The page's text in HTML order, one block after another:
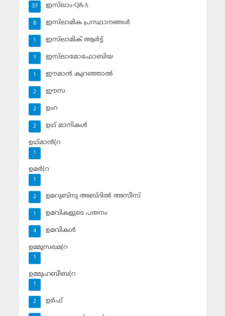
ഇസ്‌ലാം-Q&A
37
ഇസ്‌ലാമിക പ്രസ്ഥാനങ്ങള്‍
8
ഇസ്‌ലാമിക് ആര്‍ട്ട്
1
ഇസ്‌ലാമോഫോബിയ
1
ഈമാന്‍ കുറഞ്ഞാല്‍
1
ഈസ
2
ഉംറ
2
ഉഥ് മാനികള്‍
2
ഉഥ്മാന്‍(റ
1
ഉമര്‍(റ
1
ഉമറുബ്‌നു അബ്ദില്‍ അസീസ്‌
2
ഉമവികളുടെ പതനം
1
ഉമവികള്‍
4
ഉമ്മുസലമ(റ
1
ഉമ്മുഹബീബ(റ
1
ഉര്‍ഫ്
2